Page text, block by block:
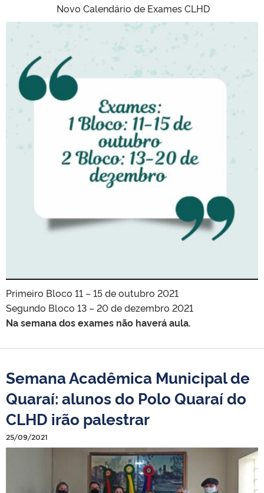
Novo Calendário de Exames CLHD
Primeiro Bloco 11 – 15 de outubro 2021
Segundo Bloco 13 – 20 de dezembro 2021
Na semana dos exames não haverá aula.
Semana Acadêmica Municipal de
Quaraí: alunos do Polo Quaraí do
CLHD irão palestrar
25/09/2021